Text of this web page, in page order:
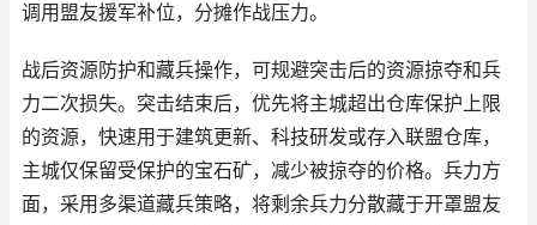
调用盟友援军补位，分摊作战压力。
战后资源防护和藏兵操作，可规避突击后的资源掠夺和兵
力二次损失。突击结束后，优先将主城超出仓库保护上限
的资源，快速用于建筑更新、科技研发或存入联盟仓库，
主城仅保留受保护的宝石矿，减少被掠夺的价格。兵力方
面，采用多渠道藏兵策略，将剩余兵力分散藏于开罩盟友